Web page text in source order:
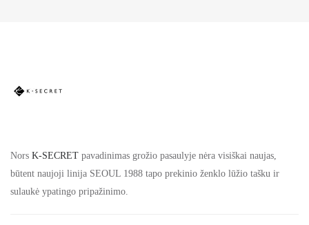
Nors K-SECRET pavadinimas grožio pasaulyje nėra visiškai naujas,
būtent naujoji linija SEOUL 1988 tapo prekinio ženklo lūžio tašku ir
sulaukė ypatingo pripažinimo.